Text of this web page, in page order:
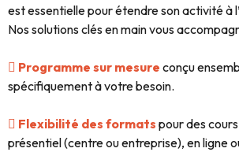
est essentielle pour étendre son activité à
Nos solutions clés en main vous
Programme sur mesure conçu
spécifiquement à votre besoin.
Flexibilité des formats pour des
présentiel (centre ou entreprise), en ligne